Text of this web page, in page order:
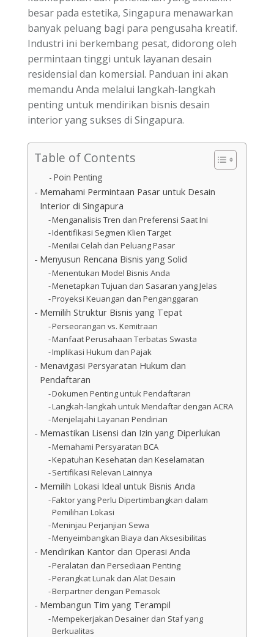
besar pada estetika, Singapura menawarkan
banyak peluang bagi para pengusaha kreatif.
Industri ini berkembang pesat, didorong oleh
permintaan tinggi untuk layanan desain
residensial dan komersial. Panduan ini akan
memandu Anda melalui langkah-langkah
penting untuk mendirikan bisnis desain
interior yang sukses di Singapura.
Table of Contents
Poin Penting
Memahami Permintaan Pasar untuk Desain
Interior di Singapura
Menganalisis Tren dan Preferensi Saat Ini
Identifikasi Segmen Klien Target
Menilai Celah dan Peluang Pasar
Menyusun Rencana Bisnis yang Solid
Menentukan Model Bisnis Anda
Menetapkan Tujuan dan Sasaran yang Jelas
Proyeksi Keuangan dan Penganggaran
Memilih Struktur Bisnis yang Tepat
Perseorangan vs. Kemitraan
Manfaat Perusahaan Terbatas Swasta
Implikasi Hukum dan Pajak
Menavigasi Persyaratan Hukum dan
Pendaftaran
Dokumen Penting untuk Pendaftaran
Langkah-langkah untuk Mendaftar dengan ACRA
Menjelajahi Layanan Pendirian
Memastikan Lisensi dan Izin yang Diperlukan
Memahami Persyaratan BCA
Kepatuhan Kesehatan dan Keselamatan
Sertifikasi Relevan Lainnya
Memilih Lokasi Ideal untuk Bisnis Anda
Faktor yang Perlu Dipertimbangkan dalam
Pemilihan Lokasi
Meninjau Perjanjian Sewa
Menyeimbangkan Biaya dan Aksesibilitas
Mendirikan Kantor dan Operasi Anda
Peralatan dan Persediaan Penting
Perangkat Lunak dan Alat Desain
Berpartner dengan Pemasok
Membangun Tim yang Terampil
Mempekerjakan Desainer dan Staf yang
Berkualitas